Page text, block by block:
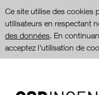
Ce site utilise des cookies
utilisateurs en respectant
des données. En
acceptez l'utilisation de